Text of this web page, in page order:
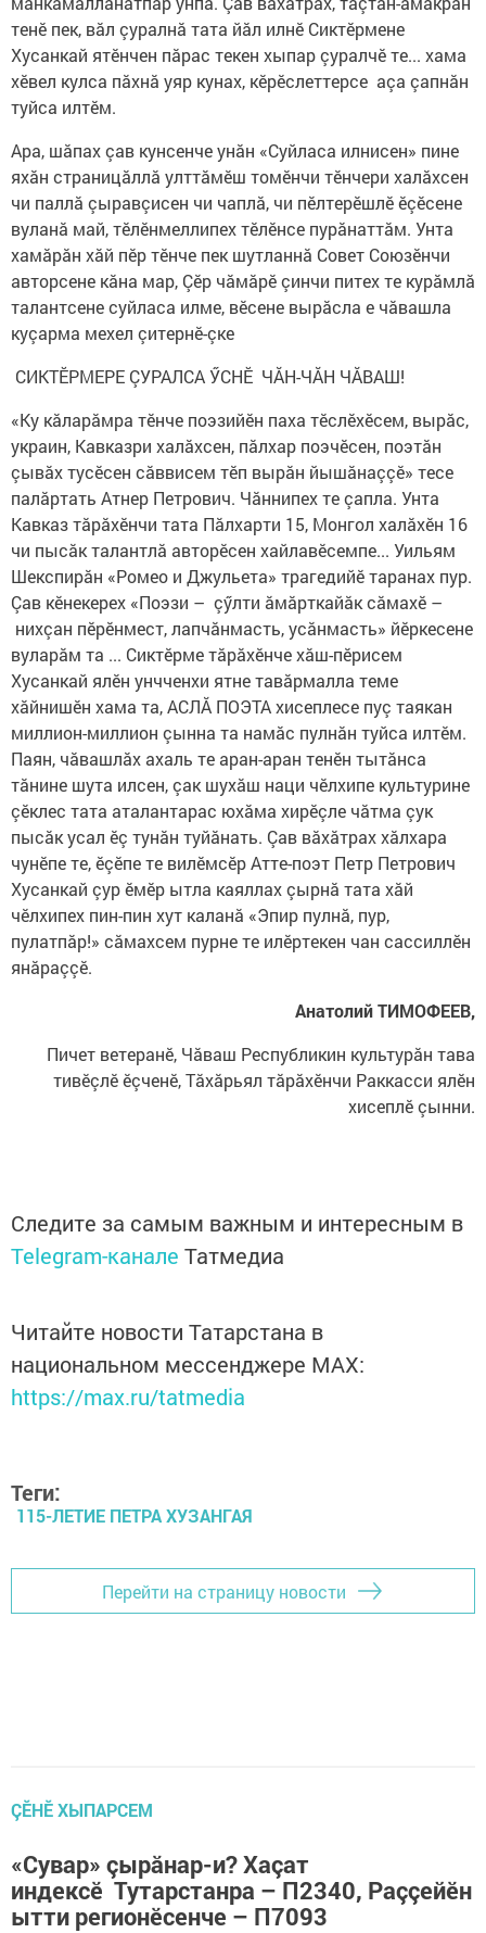
тенӗ пек, вăл çуралнă тата йăл илнӗ Сиктӗрмене
Хусанкай ятӗнчен пăрас текен хыпар çуралчӗ те... хама
хӗвел кулса пăхнă уяр кунах, кӗрӗслеттерсе аçа çапнăн
туйса илтӗм.
Ара, шăпах çав кунсенче унăн «Суйласа илнисен» пине
яхăн страницăллă улттăмӗш томӗнчи тӗнчери халăхсен
чи паллă çыравçисен чи чаплă, чи пӗлтерӗшлӗ ӗçӗсене
вуланă май, тӗлӗнмеллипех тӗлӗнсе пурăнаттăм. Унта
хамăрăн хăй пӗр тӗнче пек шутланнă Совет Союзӗнчи
авторсене кăна мар, Çӗр чăмăрӗ çинчи питех те курăмлă
талантсене суйласа илме, вӗсене вырăсла е чăвашла
куçарма мехел çитернӗ-çке
СИКТӖРМЕРЕ ÇУРАЛСА ӲСНӖ ЧĂН-ЧĂН ЧĂВАШ!
«Ку кăларăмра тӗнче поэзийӗн паха тӗслӗхӗсем, вырăс,
украин, Кавказри халăхсен, пăлхар поэчӗсен, поэтăн
çывăх тусӗсен сăввисем тӗп вырăн йышăнаççӗ» тесе
палăртать Атнер Петрович. Чăннипех те çапла. Унта
Кавказ тăрăхӗнчи тата Пăлхарти 15, Монгол халăхӗн 16
чи пысăк талантлă авторӗсен хайлавӗсемпе... Уильям
Шекспирăн «Ромео и Джульета» трагедийӗ таранах пур.
Çав кӗнекерех «Поэзи – çӳлти ăмăрткайăк сăмахӗ –
нихçан пӗрӗнмест, лапчăнмасть, усăнмасть» йӗркесене
вуларăм та ... Сиктӗрме тăрăхӗнче хăш-пӗрисем
Хусанкай ялӗн унчченхи ятне тавăрмалла теме
хăйнишӗн хама та, АСЛĂ ПОЭТА хисеплесе пуç таякан
миллион-миллион çынна та намăс пулнăн туйса илтӗм.
Паян, чăвашлăх ахаль те аран-аран тенӗн тытăнса
тăнине шута илсен, çак шухăш наци чӗлхипе культурине
çӗклес тата аталантарас юхăма хирӗçле чăтма çук
пысăк усал ӗç тунăн туйăнать. Çав вăхăтрах хăлхара
чунӗпе те, ӗçӗпе те вилӗмсӗр Атте-поэт Петр Петрович
Хусанкай çур ӗмӗр ытла каяллах çырнă тата хăй
чӗлхипех пин-пин хут каланă «Эпир пулнă, пур,
пулатпăр!» сăмахсем пурне те илӗртекен чан сассиллӗн
янăраççӗ.
Анатолий ТИМОФЕЕВ,
Пичет ветеранӗ, Чăваш Республикин культурăн тава
тивӗçлӗ ӗçченӗ, Тăхăрьял тăрăхӗнчи Раккасси ялӗн
хисеплӗ çынни.
Следите за самым важным и интересным в
Telegram-канале Татмедиа
Читайте новости Татарстана в
национальном мессенджере MАХ:
https://max.ru/tatmedia
Теги:
115-ЛЕТИЕ ПЕТРА ХУЗАНГАЯ
Перейти на страницу новости
ÇӖНӖ ХЫПАРСЕМ
«Сувар» çырăнар-и? Хаçат
индексӗ Тутарстанра – П2340, Раççейӗн
ытти регионӗсенче – П7093